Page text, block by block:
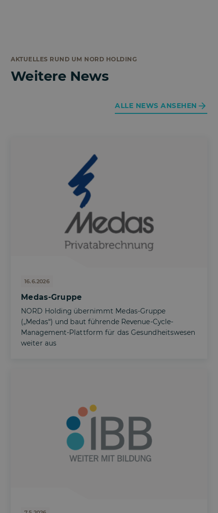
AKTUELLES RUND UM NORD HOLDING
Weitere News
ALLE NEWS ANSEHEN
16.6.2026
Medas-Gruppe
NORD Holding übernimmt Medas-Gruppe
(„Medas“) und baut führende Revenue-Cycle-
Management-Plattform für das Gesundheitswesen
weiter aus